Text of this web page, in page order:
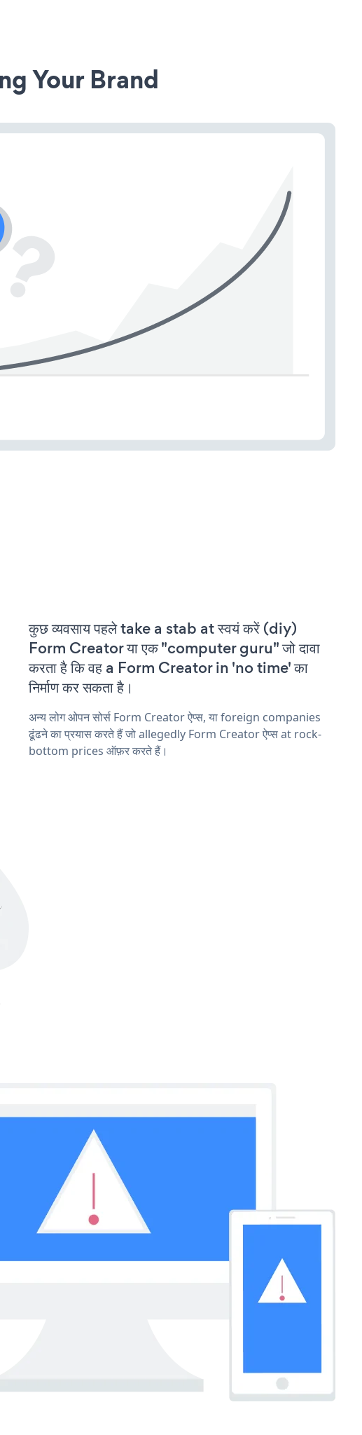
Your Brand
कुछ व्यवसाय पहले take a stab at स्वयं करें (diy)
Form Creator या एक "computer guru" जो दावा
करता है कि वह a Form Creator in 'no time' का
निर्माण कर सकता है।
अन्य लोग ओपन सोर्स Form Creator ऐप्स, या foreign companies
ढूंढने का प्रयास करते हैं जो allegedly Form Creator ऐप्स at rock-
bottom prices ऑफ़र करते हैं।